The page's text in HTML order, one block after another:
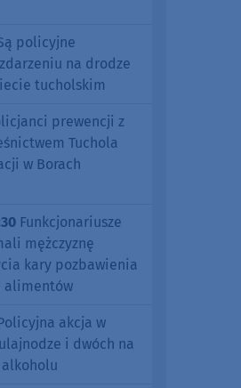
policyjne
na drodze
tucholskim
prewencji z
Tuchola
w Borach
Funkcjonariusze
mężczyznę
kary pozbawienia
alimentów
akcja w
i dwóch na
alkoholu